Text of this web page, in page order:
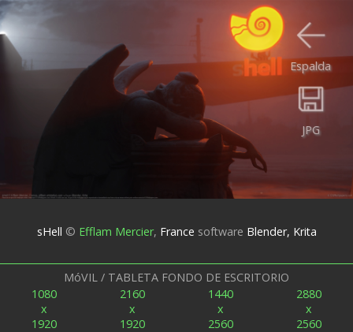
JPG
Espalda
sHell © Efflam Mercier, France software Blender, Krita
MóVIL / TABLETA FONDO DE ESCRITORIO
1080
x
1920
2160
x
1920
1440
x
2560
2880
x
2560